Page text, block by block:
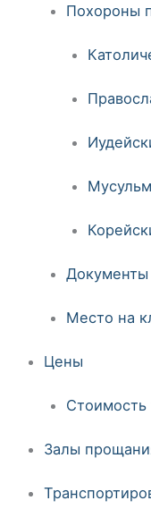
Похороны
Документы
Место на
Цены
Стоимость
Залы